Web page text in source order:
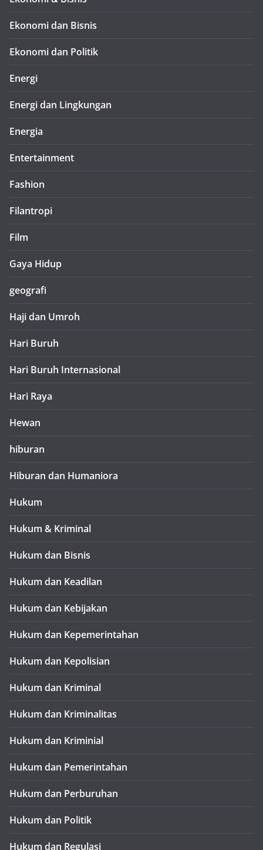
Ekonomi dan Bisnis
Ekonomi dan Politik
Energi
Energi dan Lingkungan
Energia
Entertainment
Fashion
Filantropi
Film
Gaya Hidup
geografi
Haji dan Umroh
Hari Buruh
Hari Buruh Internasional
Hari Raya
Hewan
hiburan
Hiburan dan Humaniora
Hukum
Hukum & Kriminal
Hukum dan Bisnis
Hukum dan Keadilan
Hukum dan Kebijakan
Hukum dan Kepemerintahan
Hukum dan Kepolisian
Hukum dan Kriminal
Hukum dan Kriminalitas
Hukum dan Kriminial
Hukum dan Pemerintahan
Hukum dan Perburuhan
Hukum dan Politik
Hukum dan Regulasi